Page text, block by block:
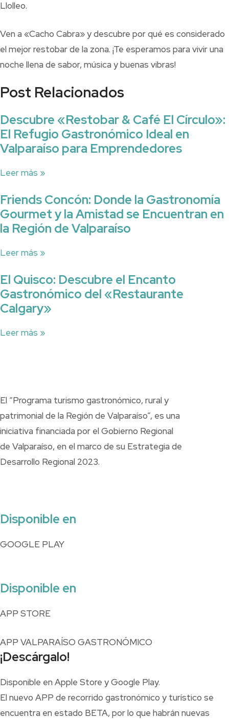
Llolleo.
Ven a «Cacho Cabra» y descubre por qué es considerado
el mejor restobar de la zona. ¡Te esperamos para vivir una
noche llena de sabor, música y buenas vibras!
Post Relacionados
Descubre «Restobar & Café El Círculo»:
El Refugio Gastronómico Ideal en
Valparaíso para Emprendedores
Leer más »
Friends Concón: Donde la Gastronomía
Gourmet y la Amistad se Encuentran en
la Región de Valparaíso
Leer más »
El Quisco: Descubre el Encanto
Gastronómico del «Restaurante
Calgary»
Leer más »
El “Programa turismo gastronómico, rural y
patrimonial de la Región de Valparaíso”, es una
iniciativa financiada por el Gobierno Regional
de Valparaíso, en el marco de su Estrategia de
Desarrollo Regional 2023.
Disponible en
GOOGLE PLAY
Disponible en
APP STORE
APP VALPARAÍSO GASTRONÓMICO
¡Descárgalo!
Disponible en Apple Store y Google Play.
El nuevo APP de recorrido gastronómico y turístico se
encuentra en estado BETA, por lo que habrán nuevas